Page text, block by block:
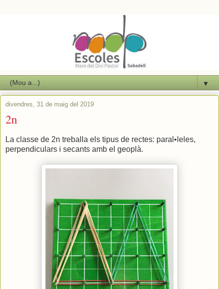
▼
divendres, 31 de maig del 2019
2n
La classe de 2n treballa els tipus de rectes: paral•leles,
perpendiculars i secants amb el geoplà.